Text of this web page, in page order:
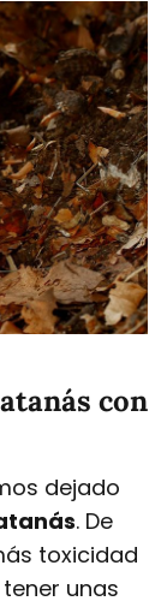
con
dejado
. De
toxicidad
unas